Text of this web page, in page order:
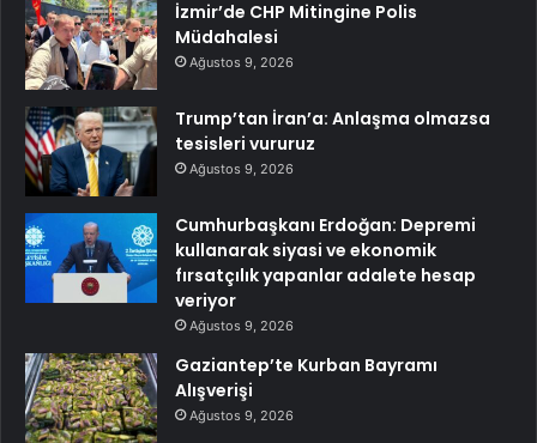
İzmir’de CHP Mitingine Polis
Müdahalesi
Ağustos 9, 2026
Trump’tan İran’a: Anlaşma olmazsa
tesisleri vururuz
Ağustos 9, 2026
Cumhurbaşkanı Erdoğan: Depremi
kullanarak siyasi ve ekonomik
fırsatçılık yapanlar adalete hesap
veriyor
Ağustos 9, 2026
Gaziantep’te Kurban Bayramı
Alışverişi
Ağustos 9, 2026